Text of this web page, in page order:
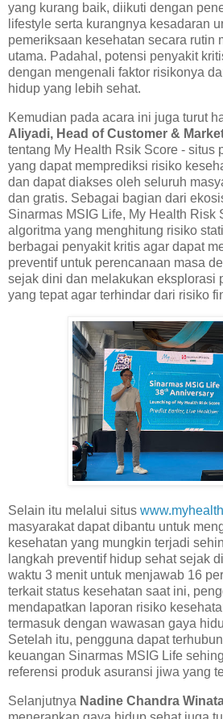
yang kurang baik, diikuti dengan
lifestyle serta kurangnya kesadaran
pemeriksaan kesehatan secara rutin
utama. Padahal, potensi penyakit
dengan mengenali faktor risikonya
hidup yang lebih sehat.
Kemudian pada acara ini juga turut
Aliyadi, Head of Customer &
tentang My Health Rsik Score - situs
yang dapat memprediksi risiko
dan dapat diakses oleh seluruh
dan gratis. Sebagai bagian dari
Sinarmas MSIG Life, My Health Risk
algoritma yang menghitung risiko
berbagai penyakit kritis agar dapat
preventif untuk perencanaan masa
sejak dini dan melakukan eksplorasi
yang tepat agar terhindar dari risiko
Selain itu melalui situs
masyarakat dapat dibantu untuk
kesehatan yang mungkin terjadi
langkah preventif hidup sehat sejak
waktu 3 menit untuk menjawab 16
terkait status kesehatan saat ini,
mendapatkan laporan risiko
termasuk dengan wawasan gaya
Setelah itu, pengguna dapat
keuangan Sinarmas MSIG Life
referensi produk asuransi jiwa yang
Selanjutnya Nadine Chandra